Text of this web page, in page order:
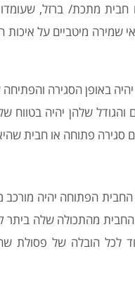
חבית מתכת/ ברזל,
שמירה מיטביים על איכות
באופן הסגירה
בטווח של 20 -250 ליטרים. את
סגירה פתוחה או חבית
הפתוחה יהיה
החבית מהתכולה שלה
הובלה של פסולת